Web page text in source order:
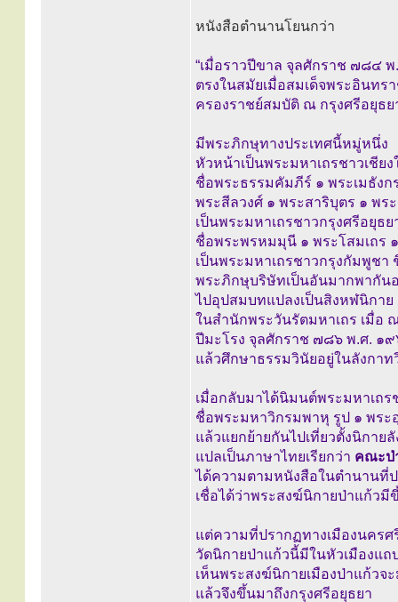
หนังสือตำนานโยนกว่า
“เมื่อราวปีขาล จุลศักราช ๗๘๔
ตรงในสมัยเมื่อสมเด็จพระอินทร
ครองราชย์สมบัติ ณ กรุงศรีอยุธย
มีพระภิกษุทางประเทศนี้หมู่หนึ่ง
หัวหน้าเป็นพระมหาเถรชาวเชีย
ชื่อพระธรรมคัมภีร์ ๑ พระเมธัง
พระสีลวงศ์ ๑ พระสาริบุตร ๑ พร
เป็นพระมหาเถรชาวกรุงศรีอยุธย
ชื่อพระพรหมมุนี ๑ พระโสมเถร ๑
เป็นพระมหาเถรชาวกรุงกัมพูช
พระภิกษุบริษัทเป็นอันมากพากัน
ไปอุปสมบทแปลงเป็นสิงหฬนิกา
ในสำนักพระวันรัตมหาเถร เมื่อ
ปีมะโรง จุลศักราช ๗๘๖ พ.ศ. ๑
แล้วศึกษาธรรมวินัยอยู่ในลังกาท
เมื่อกลับมาได้นิมนต์พระมหาเถร
ชื่อพระมหาวิกรมพาหุ รูป ๑ พร
แล้วแยกย้ายกันไปเที่ยวตั้งนิกาย
แปลเป็นภาษาไทยเรียกว่า คณะป่
ได้ความตามหนังสือในตำนานที่ป
เชื่อได้ว่าพระสงฆ์นิกายป่าแก้วมี
แต่ความที่ปรากฏทางเมืองนคร
วัดนิกายป่าแก้วนี้มีในหัวเมืองแ
เห็นพระสงฆ์นิกายเมืองป่าแก้วจ
แล้วจึงขึ้นมาถึงกรุงศรีอยุธยา